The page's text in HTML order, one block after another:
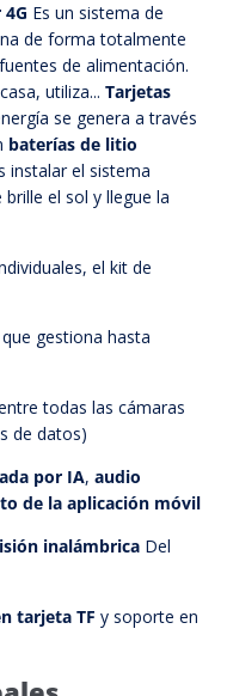
Es un sistema de
de forma totalmente
de alimentación.
utiliza... Tarjetas
se genera a través
baterías de litio
instalar el sistema
el sol y llegue la
el kit de
que gestiona hasta
todas las cámaras
de datos)
por IA, audio
de la aplicación móvil
inalámbrica Del
tarjeta TF y soporte en